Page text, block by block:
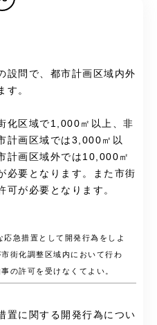
設問で、都市計画区域内外
す。
化区域で1,000㎡以上、非
計画区域では3,000㎡以
計画区域外では10,000㎡
必要となります。また市街
可が必要となります。
急措置として開発行為をしよ
街化調整区域内において行わ
の許可を受けなくてよい。
置に関する開発行為につい